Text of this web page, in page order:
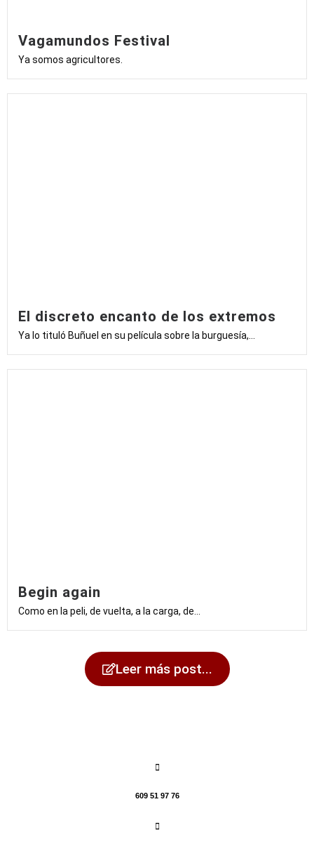
Vagamundos Festival
Ya somos agricultores.
El discreto encanto de los extremos
Ya lo tituló Buñuel en su película sobre la burguesía,...
Begin again
Como en la peli, de vuelta, a la carga, de...
Leer más post...
609 51 97 76